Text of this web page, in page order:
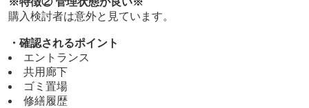
購入検討者は意外と見ています。
・確認されるポイント
エントランス
共用廊下
ゴミ置場
修繕履歴